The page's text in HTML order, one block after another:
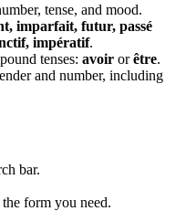
tense, and mood.
imparfait, futur, passé
impératif.
tenses: avoir orêtre.
and number, including
bar.
form you need.